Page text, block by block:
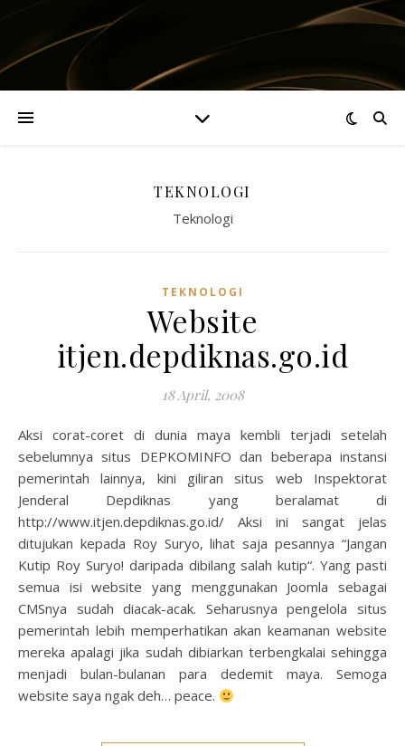
TEKNOLOGI
Teknologi
TEKNOLOGI
Website
itjen.depdiknas.go.id
18 April, 2008
Aksi corat-coret di dunia maya kembli terjadi setelah
sebelumnya situs DEPKOMINFO dan beberapa instansi
pemerintah lainnya, kini giliran situs web Inspektorat
Jenderal Depdiknas yang beralamat di
http://www.itjen.depdiknas.go.id/ Aksi ini sangat jelas
ditujukan kepada Roy Suryo, lihat saja pesannya “Jangan
Kutip Roy Suryo! daripada dibilang salah kutip“. Yang pasti
semua isi website yang menggunakan Joomla sebagai
CMSnya sudah diacak-acak. Seharusnya pengelola situs
pemerintah lebih memperhatikan akan keamanan website
mereka apalagi jika sudah dibiarkan terbengkalai sehingga
menjadi bulan-bulanan para dedemit maya. Semoga
website saya ngak deh… peace.